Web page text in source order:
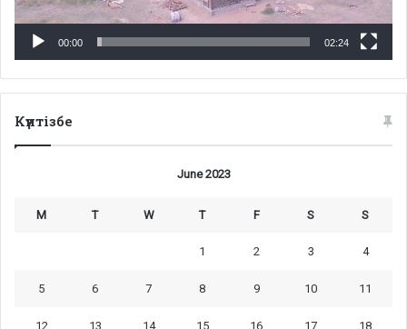
00:00 02:24
Күнтізбе
June 2023
M T W T F S S
1 2 3 4
5 6 7 8 9 10 11
12 13 14 15 16 17 18